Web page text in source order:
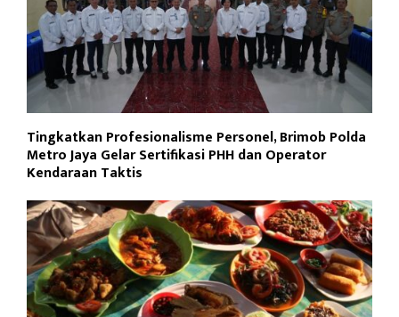
Tingkatkan Profesionalisme Personel, Brimob Polda
Metro Jaya Gelar Sertifikasi PHH dan Operator
Kendaraan Taktis